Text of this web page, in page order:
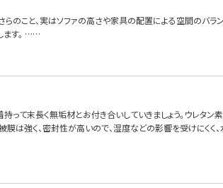
のこと、実はソファの高さや家具の配置による空間のバラ
ます。 ……
て末長く無垢材とお付き合いしていきましょう。ウレタン
は強く、密封性が高いので、湿度などの影響を受けにくく